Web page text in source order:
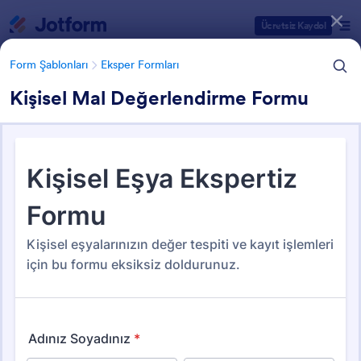
Ücretsiz Kaydol
Form Şablonları Eksper Formları
Kişisel Mal Değerlendirme Formu
Form Şablonları Eksper Formları
Eksper Formları
Form Şablonu Kategorileri